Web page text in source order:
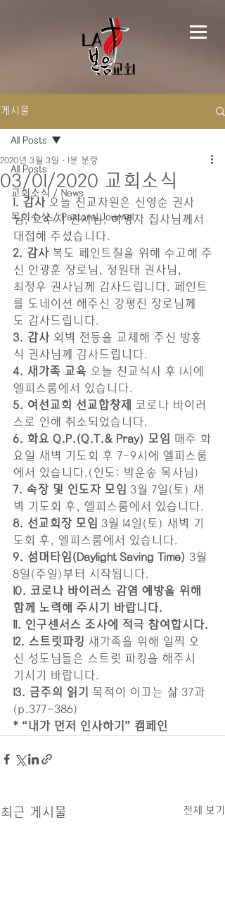
게시물
All Posts
교회소식 / News
목회수상 / Pastoral Journal
All Posts
03/01/2020 교회소식
2020년 3월 3일 1분 분량
1. 감사 오늘 친교자원은 신영순 권사
님, 오수지 권사님, 하명자 집사님께서
대접해 주셨습니다.
2. 감사 복도 페인트칠을 위해 수고해 주
신 안광훈 장로님, 정원태 권사님,
최정우 권사님께 감사드립니다. 페인트
를 도네이션 해주신 강평진 장로님께
도 감사드립니다.
3. 감사 외벽 전등을 교체해 주신 방홍
식 권사님께 감사드립니다.
4. 새가족 교육 오늘 친교식사 후 1시에
엘피스룸에서 있습니다.
5. 여선교회 선교합창제
코로나 바이러
스로 인해 취소되었습니다.
6. 화요 Q.P.(Q.T.& Pray) 모임 매주 화
요일 새벽 기도회 후 7-9시에 엘피스룸
에서 있습니다.(인도: 박운송 목사님)
7. 속장 및 인도자 모임 3월 7일(토) 새
벽 기도회 후, 엘피스룸에서 있습니다.
8. 선교회장 모임 3월 14일(토) 새벽 기
도회 후, 엘피스룸에서 있습니다.
9. 섬머타임(Daylight Saving Time) 3월
8일(주일)부터 시작됩니다.
10. 코로나 바이러스 감염 예방을 위해
함께 노력해 주시기 바랍니다.
11. 인구센서스 조사에 적극 참여합시다.
12. 스트릿파킹 새가족을 위해 일찍 오
신 성도님들은 스트릿 파킹을 해주시
기시기 바랍니다.
13. 금주의 읽기 목적이 이끄는 삶 37과
(p.377-386)
* “내가 먼저 인사하기” 캠페인
최근 게시물 전체 보기